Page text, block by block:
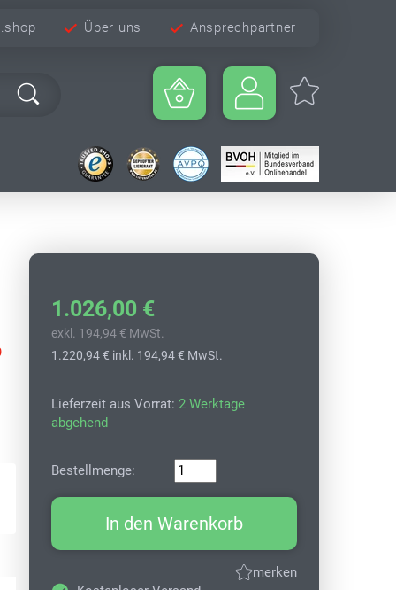
Über uns Ansprechpartner
1.026,00 €
exkl. 194,94 € MwSt.
1.220,94 € inkl. 194,94 € MwSt.
Lieferzeit aus Vorrat: 2 Werktage
abgehend
Bestellmenge:
In den Warenkorb
merken